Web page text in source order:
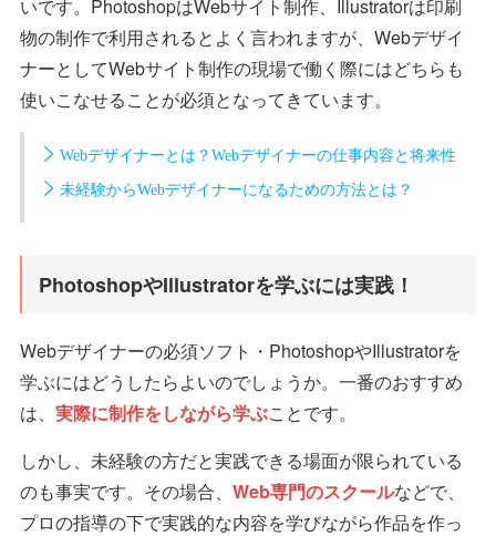
いです。PhotoshopはWebサイト制作、Illustratorは印刷
物の制作で利用されるとよく言われますが、Webデザイ
ナーとしてWebサイト制作の現場で働く際にはどちらも
使いこなせることが必須となってきています。
Webデザイナーとは？Webデザイナーの仕事内容と将来性
未経験からWebデザイナーになるための方法とは？
PhotoshopやIllustratorを学ぶには実践！
Webデザイナーの必須ソフト・PhotoshopやIllustratorを
学ぶにはどうしたらよいのでしょうか。一番のおすすめ
は、 実際に制作をしながら学ぶことです。
しかし、未経験の方だと実践できる場面が限られている
のも事実です。その場合、 Web専門のスクールなどで、
プロの指導の下で実践的な内容を学びながら作品を作っ